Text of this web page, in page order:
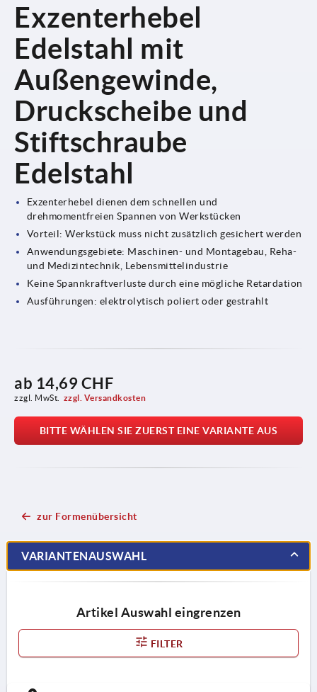
Exzenterhebel
Edelstahl mit
Außengewinde,
Druckscheibe und
Stiftschraube
Edelstahl
Exzenterhebel dienen dem schnellen und
drehmomentfreien Spannen von Werkstücken
Vorteil: Werkstück muss nicht zusätzlich gesichert werden
Anwendungsgebiete: Maschinen- und Montagebau, Reha-
und Medizintechnik, Lebensmittelindustrie
Keine Spannkraftverluste durch eine mögliche Retardation
Ausführungen: elektrolytisch poliert oder gestrahlt
ab 14,69 CHF
zzgl. MwSt. zzgl. Versandkosten
BITTE WÄHLEN SIE ZUERST EINE VARIANTE AUS
zur Formenübersicht
VARIANTENAUSWAHL
Artikel Auswahl eingrenzen
FILTER